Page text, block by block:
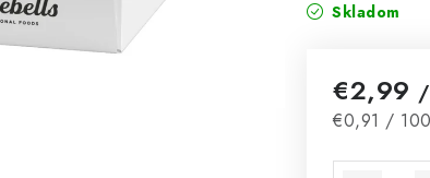
Skladom
€2,99
Jednotková
€0,91 /